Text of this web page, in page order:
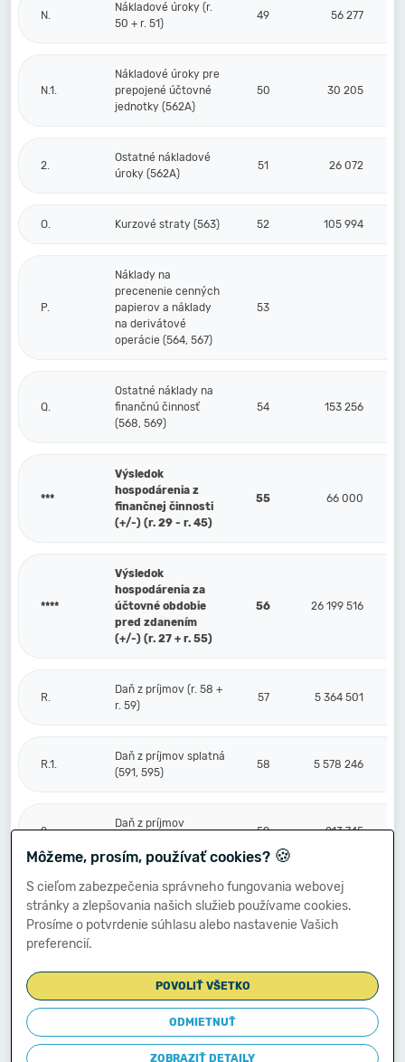
N.
Nákladové úroky (r.
50 + r. 51)
49 56 277
N.1.
Nákladové úroky pre
prepojené účtovné
jednotky (562A)
50 30 205
2.
Ostatné nákladové
úroky (562A)
51 26 072
O. Kurzové straty (563) 52 105 994
P.
Náklady na
precenenie cenných
papierov a náklady
na derivátové
operácie (564, 567)
53
Q.
Ostatné náklady na
finančnú činnosť
(568, 569)
54 153 256
***
Výsledok
hospodárenia z
finančnej činnosti
(+/-) (r. 29 - r. 45)
55 66 000
****
Výsledok
hospodárenia za
účtovné obdobie
pred zdanením
(+/-) (r. 27 + r. 55)
56 26 199 516
R.
Daň z príjmov (r. 58 +
r. 59)
57 5 364 501
R.1.
Daň z príjmov splatná
(591, 595)
58 5 578 246
2.
Daň z príjmov
59 -213 745
S.
Prevod podielov na
výsledku
hospodárenia
60
****
Výsledok
hospodárenia za
účtovné obdobie po
zdanení (+/-) (r. 56
61 20 835 015
Môžeme, prosím, používať cookies? 🍪
S cieľom zabezpečenia správneho fungovania webovej
stránky a zlepšovania našich služieb používame cookies.
Prosíme o potvrdenie súhlasu alebo nastavenie Vašich
preferencií.
POVOLIŤ VŠETKO
ODMIETNUŤ
ZOBRAZIŤ DETAILY